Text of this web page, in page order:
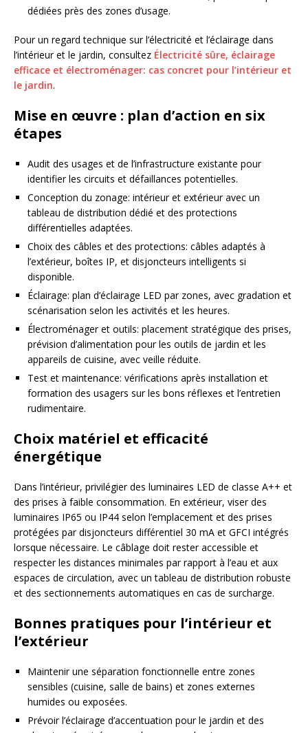
dédiées près des zones d’usage.
Pour un regard technique sur l’électricité et l’éclairage dans
l’intérieur et le jardin, consultez Électricité sûre, éclairage
efficace et électroménager: cas concret pour l’intérieur et
le jardin.
Mise en œuvre : plan d’action en six
étapes
Audit des usages et de l’infrastructure existante pour
identifier les circuits et défaillances potentielles.
Conception du zonage: intérieur et extérieur avec un
tableau de distribution dédié et des protections
différentielles adaptées.
Choix des câbles et des protections: câbles adaptés à
l’extérieur, boîtes IP, et disjoncteurs intelligents si
disponible.
Éclairage: plan d’éclairage LED par zones, avec gradation et
scénarisation selon les activités et les heures.
Électroménager et outils: placement stratégique des prises,
prévision d’alimentation pour les outils de jardin et les
appareils de cuisine, avec veille réduite.
Test et maintenance: vérifications après installation et
formation des usagers sur les bons réflexes et l’entretien
rudimentaire.
Choix matériel et efficacité
énergétique
Dans l’intérieur, privilégier des luminaires LED de classe A++ et
des prises à faible consommation. En extérieur, viser des
luminaires IP65 ou IP44 selon l’emplacement et des prises
protégées par disjoncteurs différentiel 30 mA et GFCI intégrés
lorsque nécessaire. Le câblage doit rester accessible et
respecter les distances minimales par rapport à l’eau et aux
espaces de circulation, avec un tableau de distribution robuste
et des sectionnements automatiques en cas de surcharge.
Bonnes pratiques pour l’intérieur et
l’extérieur
Maintenir une séparation fonctionnelle entre zones
sensibles (cuisine, salle de bains) et zones externes
humides ou exposées.
Prévoir l’éclairage d’accentuation pour le jardin et des